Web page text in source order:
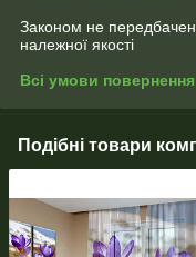
Законом не
належної якості
Всі умови повернення
Подібні товари